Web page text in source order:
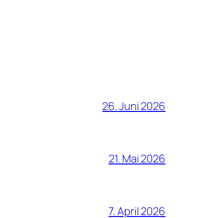
26. Juni 2026
21. Mai 2026
7. April 2026